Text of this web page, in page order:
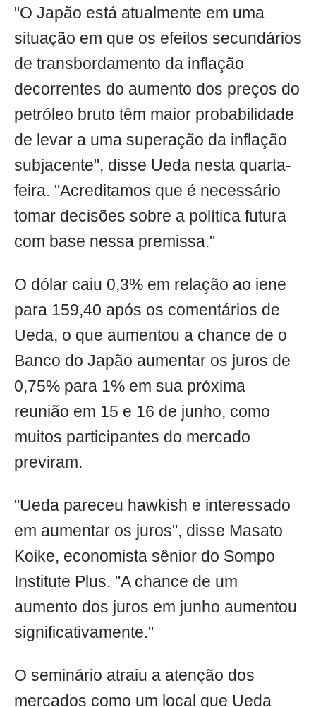
"O Japão está atualmente em uma
situação em que os efeitos secundários
de transbordamento da inflação
decorrentes do aumento dos preços do
petróleo bruto têm maior probabilidade
de levar a uma superação da inflação
subjacente", disse Ueda nesta quarta-
feira. "Acreditamos que é necessário
tomar decisões sobre a política futura
com base nessa premissa."
O dólar caiu 0,3% em relação ao iene
para 159,40 após os comentários de
Ueda, o que aumentou a chance de o
Banco do Japão aumentar os juros de
0,75% para 1% em sua próxima
reunião em 15 e 16 de junho, como
muitos participantes do mercado
previram.
"Ueda pareceu hawkish e interessado
em aumentar os juros", disse Masato
Koike, economista sênior do Sompo
Institute Plus. "A chance de um
aumento dos juros em junho aumentou
significativamente."
O seminário atraiu a atenção dos
mercados como um local que Ueda